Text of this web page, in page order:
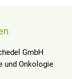
GmbH
und Onkologie